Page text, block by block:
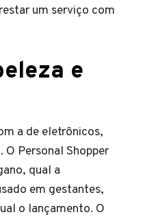
um serviço com
e
a de eletrônicos,
Personal Shopper
qual a
em gestantes,
o lançamento. O